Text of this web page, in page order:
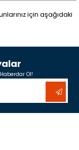
için aşağıdaki
Ol!